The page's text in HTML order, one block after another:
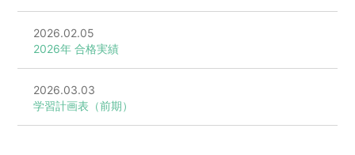
2026.02.05
2026年 合格実績
2026.03.03
学習計画表（前期）